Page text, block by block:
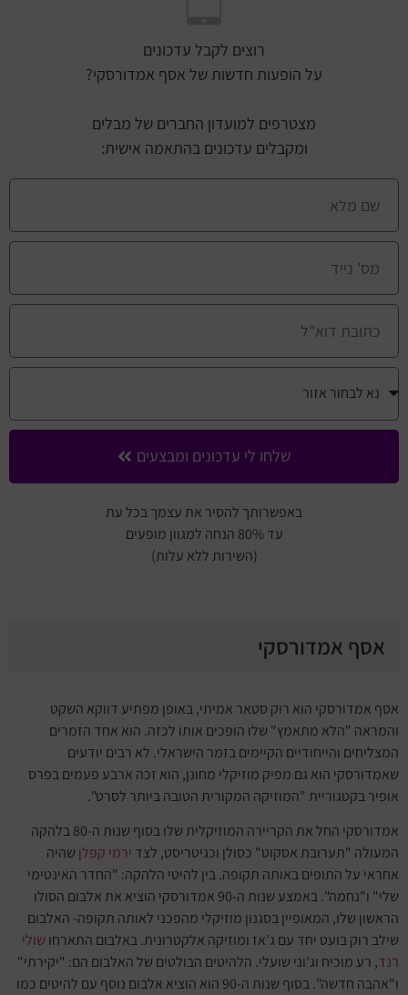
רוצים לקבל עדכונים
על הופעות חדשות של אסף אמדורסקי?
מצטרפים למועדון החברים של מבלים
ומקבלים עדכונים בהתאמה אישית:
שלחו לי עדכונים ומבצעים
באפשרותך להסיר את עצמך בכל עת
עד 80% הנחה למגוון מופעים
(השירות ללא עלות)
אסף אמדורסקי
אסף אמדורסקי הוא רוק סטאר אמיתי, באופן מפתיע דווקא השקט
והמראה "הלא מתאמץ" שלו הופכים אותו לכזה. הוא אחד הזמרים
המצליחים והייחודיים הקיימים בזמר הישראלי. לא רבים יודעים
שאמדורסקי הוא גם מפיק מוזיקלי מחונן, הוא זכה ארבע פעמים בפרס
אופיר בקטגוריית "המוזיקה המקורית הטובה ביותר לסרט".
אמדורסקי החל את הקריירה המוזיקלית שלו בסוף שנות ה-80 בלהקה
המעולה "תערובת אסקוט" כסולן וכגיטריסט, לצד ירמי קפלן שהיה
אחראי על התופים באותה תקופה. בין להיטי הלהקה: "החדר האינטימי
שלי" ו"נחמה". באמצע שנות ה-90 אמדורסקי הוציא את אלבום הסולו
הראשון שלו, המאופיין בסגנון מוזיקלי מהפכני לאותה תקופה- האלבום
שילב רוק בועט יחד עם ג'אז ומוזיקה אלקטרונית. באלבום התארחו שולי
רנד, רע מוכיח וג'וני שועלי. הלהיטים הבולטים של האלבום הם: "יקירתי"
ו"אהבה חדשה". בסוף שנות ה-90 הוא הוציא אלבום נוסף עם להיטים כמו